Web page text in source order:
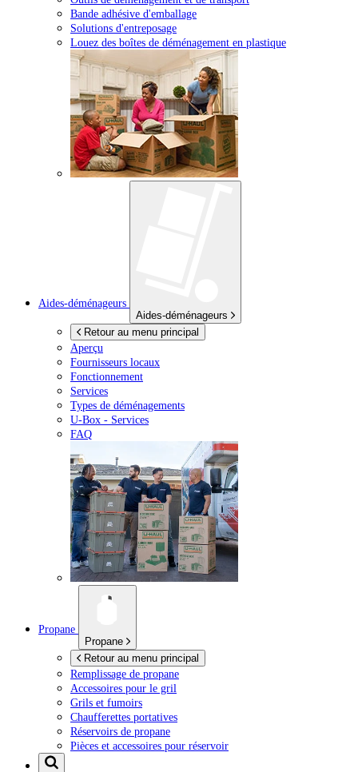
Bande adhésive d'emballage
Solutions d'entreposage
Louez des boîtes de déménagement en plastique
Aides-déménageurs
Aides-déménageurs
Retour au menu principal
Aperçu
Fournisseurs locaux
Fonctionnement
Services
Types de déménagements
U-Box - Services
FAQ
Propane
Propane
Retour au menu principal
Remplissage de propane
Accessoires pour le gril
Grils et fumoirs
Chaufferettes portatives
Réservoirs de propane
Pièces et accessoires pour réservoir